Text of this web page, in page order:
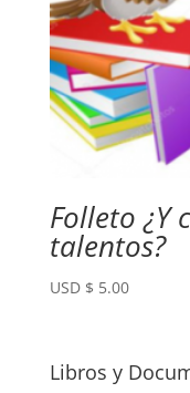
Folleto ¿Y
talentos?
USD $ 5.00
Libros y